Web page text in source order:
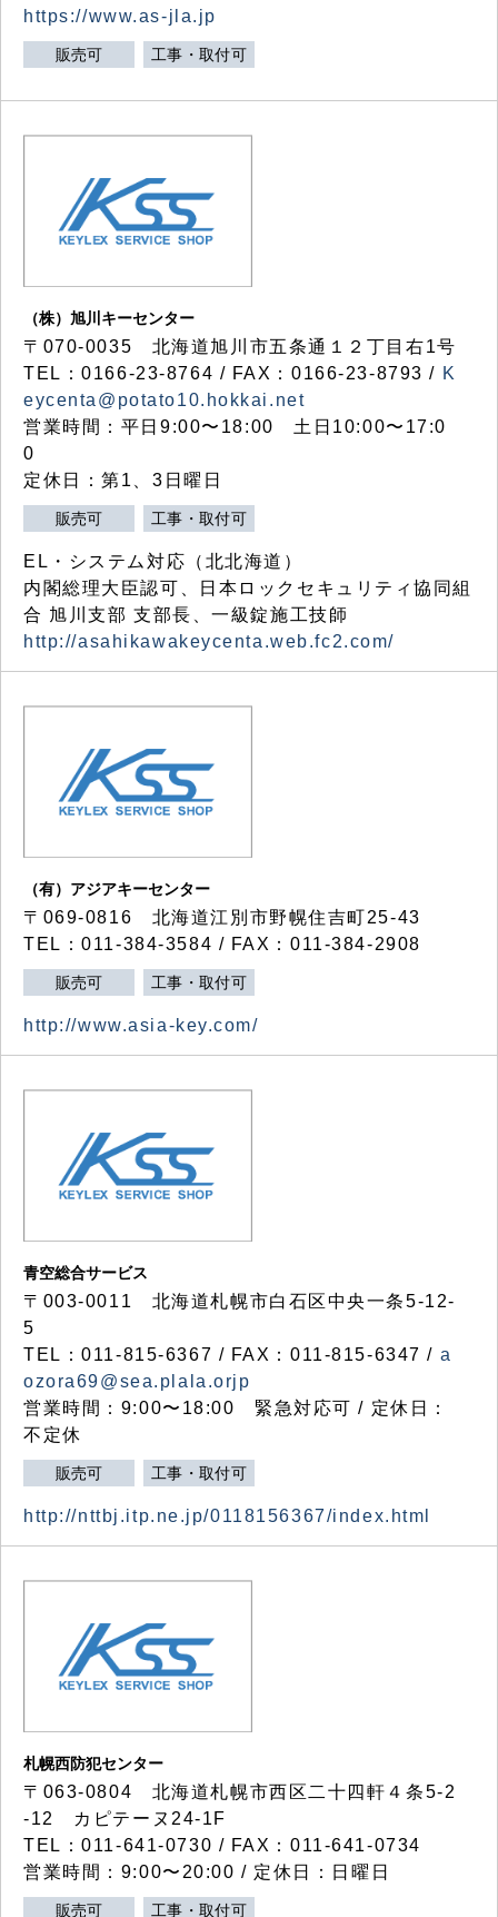
https://www.as-jla.jp
販売可 工事・取付可
（株）旭川キーセンター
〒070-0035 北海道旭川市五条通１２丁目右1号
TEL：0166-23-8764 / FAX：0166-23-8793 / K
eycenta@potato10.hokkai.net
営業時間：平日9:00〜18:00 土日10:00〜17:0
0
定休日：第1、3日曜日
販売可 工事・取付可
EL・システム対応（北北海道）
内閣総理大臣認可、日本ロックセキュリティ協同組
合 旭川支部 支部長、一級錠施工技師
http://asahikawakeycenta.web.fc2.com/
（有）アジアキーセンター
〒069-0816 北海道江別市野幌住吉町25-43
TEL：011-384-3584 / FAX：011-384-2908
販売可 工事・取付可
http://www.asia-key.com/
青空総合サービス
〒003-0011 北海道札幌市白石区中央一条5-12-
5
TEL：011-815-6367 / FAX：011-815-6347 / a
ozora69@sea.plala.orjp
営業時間：9:00〜18:00 緊急対応可 / 定休日：
不定休
販売可 工事・取付可
http://nttbj.itp.ne.jp/0118156367/index.html
札幌西防犯センター
〒063-0804 北海道札幌市西区二十四軒４条5-2
-12 カピテーヌ24-1F
TEL：011-641-0730 / FAX：011-641-0734
営業時間：9:00〜20:00 / 定休日：日曜日
販売可 工事・取付可